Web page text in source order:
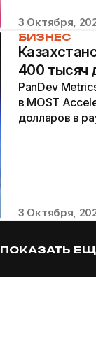
3 Октября,
БИЗНЕС
400 тысяч
PanDev
в MOST
долларов в
3 Октября,
ПОКАЗАТЬ